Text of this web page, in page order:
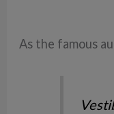
As the famous